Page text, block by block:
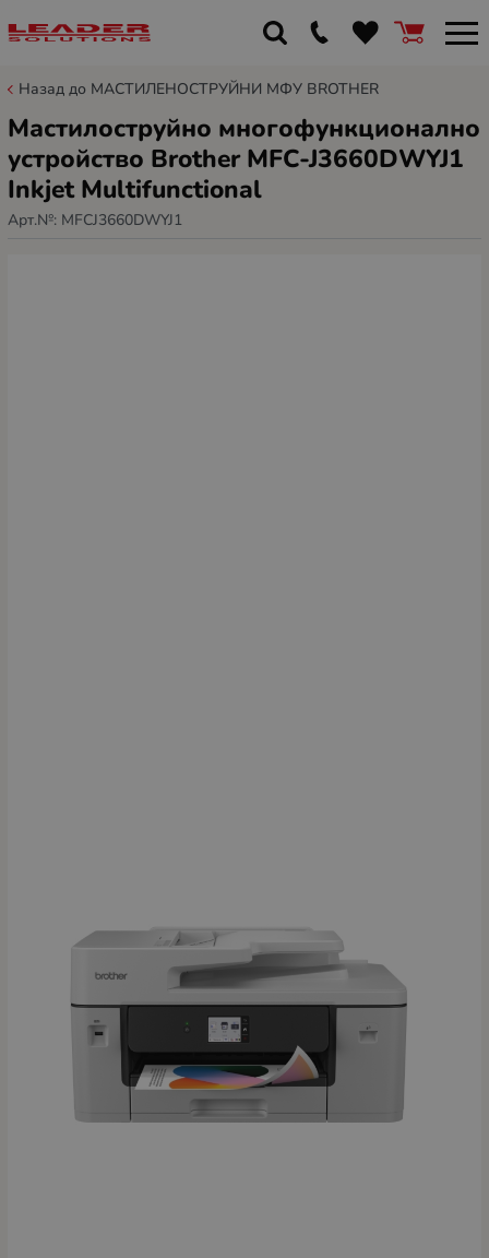
Назад до МАСТИЛЕНОСТРУЙНИ МФУ BROTHER
Мастилоструйно многофункционално
устройство Brother MFC-J3660DWYJ1
Inkjet Multifunctional
Арт.№: MFCJ3660DWYJ1